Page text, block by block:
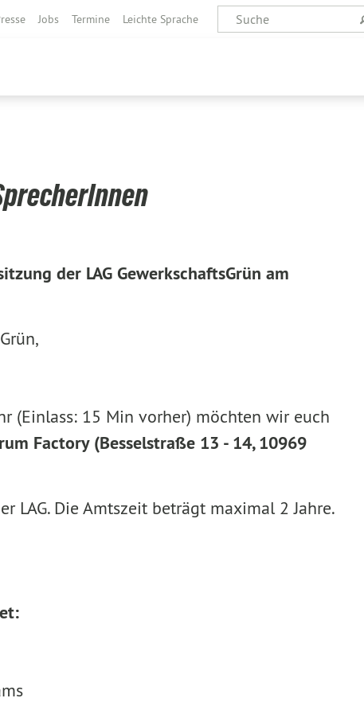
Jobs Termine Leichte Sprache
der LAG GewerkschaftsGrün am
(Einlass: 15 Min vorher) möchten wir euch
Factory (Besselstraße 13 - 14, 10969
LAG. Die Amtszeit beträgt maximal 2 Jahre.